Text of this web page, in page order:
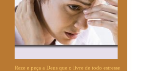
Reze e peça a Deus que o livre de todo estresse